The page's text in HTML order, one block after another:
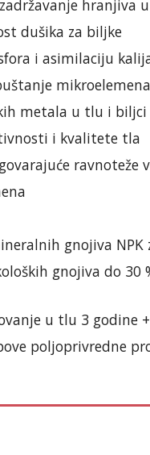
hranjiva
dušika za biljke
i asimilaciju
metala u tlu i biljci
i kvalitete tla
ravnoteže
gnojiva NPK
gnojiva do 30
u tlu 3 godine +
poljoprivredne